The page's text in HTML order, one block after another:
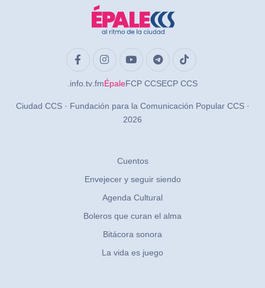
.info .tv .fmÉpaleFCP CCSECP CCS
Ciudad CCS · Fundación para la Comunicación Popular CCS ·
2026
Cuentos
Envejecer y seguir siendo
Agenda Cultural
Boleros que curan el alma
Bitácora sonora
La vida es juego